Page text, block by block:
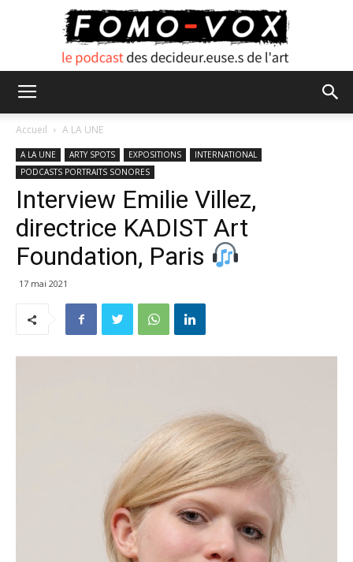
Accueil A LA UNE
A LA UNE ARTY SPOTS EXPOSITIONS
INTERNATIONAL
PODCASTS PORTRAITS SONORES
Interview Emilie Villez,
directrice KADIST Art
Foundation, Paris
17 mai 2021